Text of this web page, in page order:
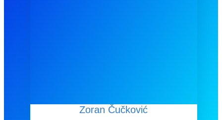
Zoran Čučković